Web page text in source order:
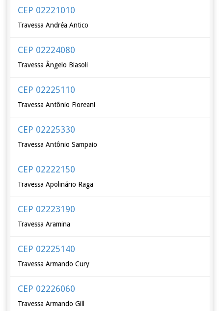
CEP 02221010
Travessa Andréa Antico
CEP 02224080
Travessa Ângelo Biasoli
CEP 02225110
Travessa Antônio Floreani
CEP 02225330
Travessa Antônio Sampaio
CEP 02222150
Travessa Apolinário Raga
CEP 02223190
Travessa Aramina
CEP 02225140
Travessa Armando Cury
CEP 02226060
Travessa Armando Gill